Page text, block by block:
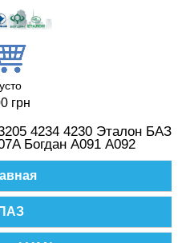
грн
4234 4230 Эталон БАЗ
Богдан А091 А092
ПАЗ